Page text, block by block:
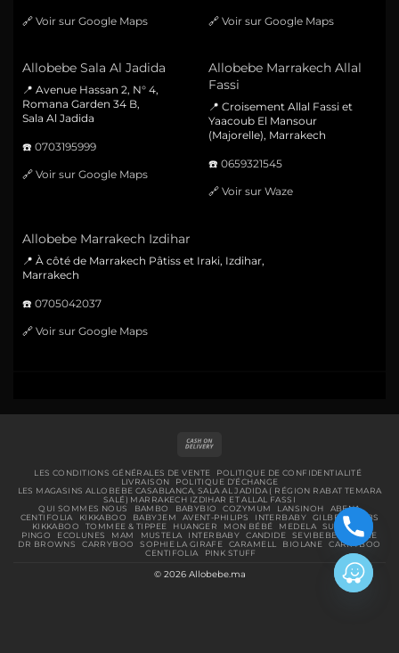
🔗 Voir sur Google Maps 🔗 Voir sur Google Maps
Allobebe Sala Al Jadida
📍 Avenue Hassan 2, N° 4,
Romana Garden 34 B,
Sala Al Jadida
☎️ 0703195999
🔗 Voir sur Google Maps
Allobebe Marrakech Allal
Fassi
📍 Croisement Allal Fassi et
Yaacoub El Mansour
(Majorelle), Marrakech
☎️ 0659321545
🔗 Voir sur Waze
Allobebe Marrakech Izdihar
📍 À côté de Marrakech Pâtiss et Iraki, Izdihar,
Marrakech
☎️ 0705042037
🔗 Voir sur Google Maps
Delivery
LES CONDITIONS GÉNÉRALES DE VENTE
POLITIQUE DE CONFIDENTIALITÉ
LIVRAISON
POLITIQUE D’ÉCHANGE
LES MAGASINS ALLOBEBE CASABLANCA, SALA AL JADIDA ( RÉGION RABAT TEMARA
SALÉ) MARRAKECH IZDIHAR ET ALLAL FASSI
QUI SOMMES NOUS
BAMBO BABYBIO COZYMUM LANSINOH
ABENA
CENTIFOLIA
KIKKABOO BABYJEM AVENT-PHILIPS INTERBABY GILBERT
BIBS
KIKKABOO
TOMMEE & TIPPEE HUANGER MON BÉBÉ MEDELA
SUAVINEX
PINGO
ECOLUNES MAM MUSTELA INTERBABY CANDIDE SEVIBEBE
URIAGE
DR BROWNS
CARRYBOO SOPHIE LA GIRAFE CARAMELL BIOLANE
CARRYBOO
CENTIFOLIA
PINK STUFF
© 2026 Allobebe.ma